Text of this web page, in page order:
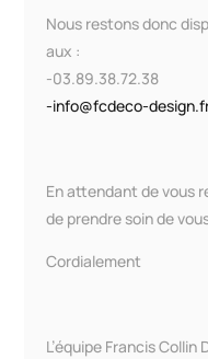
Nous restons donc
aux :
-03.89.38.72.38
-info@fcdeco-
En attendant de vous
de prendre soin de
Cordialement
L’équipe Francis Collin